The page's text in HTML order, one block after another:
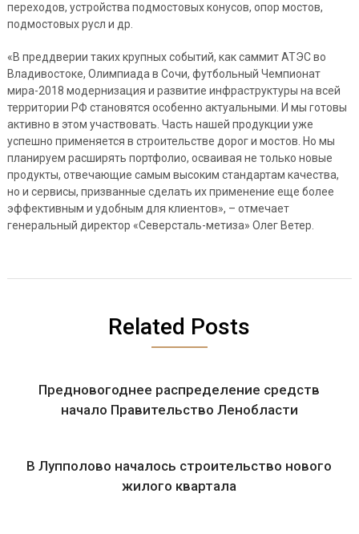
переходов, устройства подмостовых конусов, опор мостов,
подмостовых русл и др.
«В преддверии таких крупных событий, как саммит АТЭС во
Владивостоке, Олимпиада в Сочи, футбольный Чемпионат
мира-2018 модернизация и развитие инфраструктуры на всей
территории РФ становятся особенно актуальными. И мы готовы
активно в этом участвовать. Часть нашей продукции уже
успешно применяется в строительстве дорог и мостов. Но мы
планируем расширять портфолио, осваивая не только новые
продукты, отвечающие самым высоким стандартам качества,
но и сервисы, призванные сделать их применение еще более
эффективным и удобным для клиентов», – отмечает
генеральный директор «Северсталь-метиза» Олег Ветер.
Related Posts
Предновогоднее распределение средств
начало Правительство Ленобласти
В Лупполово началось строительство нового
жилого квартала